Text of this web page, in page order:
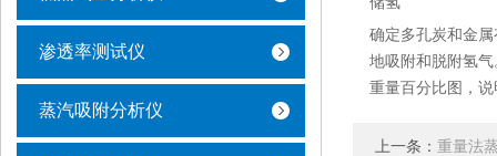
渗透率测试仪
蒸汽吸附分析仪
确定多孔炭和金
地吸附和脱附氢
重量百分比图，
上一条： 重量法